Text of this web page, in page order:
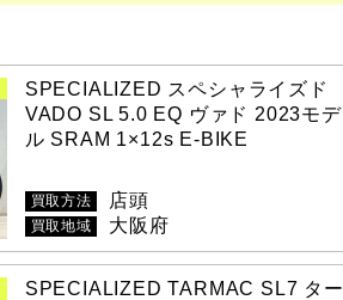
SPECIALIZED スペシャライズド
VADO SL 5.0 EQ ヴァド 2023モデ
ル SRAM 1×12s E-BIKE
買取方法 店頭
買取地域 大阪府
SPECIALIZED TARMAC SL7 ター